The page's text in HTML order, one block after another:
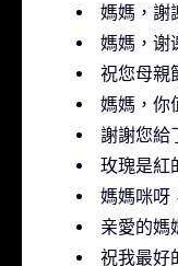
媽媽，謝
媽媽，谢
祝您母親
媽媽，你
謝謝您給
玫瑰是紅
媽媽咪呀
亲愛的媽
祝我最好